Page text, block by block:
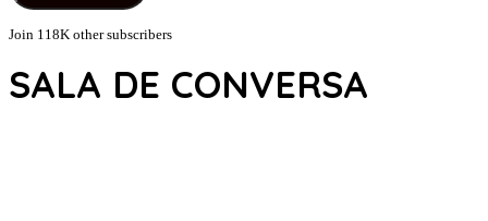
Join 118K other subscribers
SALA DE CONVERSA